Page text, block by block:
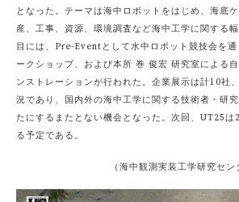
となった。テーマは海中ロボットをはじめ、海底
産、工事、資源、環境調査など海中工学に関する
目には、Pre-Eventとして水中ロボット競技会を
ークショップ、および本所 巻 俊宏 研究室による
ンストレーションが行われた。企業展示は計10社
況であり、国内外の海中工学に関する技術者・研
たにするまたとない機会となった。次回、UT25は
る予定である。
（海中観測実装工学研究セ